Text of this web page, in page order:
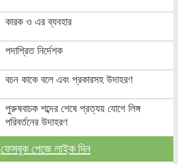
কারক ও এর ব্যবহার
পদাশ্রিত নির্দেশক
বচন কাকে বলে এবং প্রকারসহ উদাহরণ
পুরুষবাচক শব্দের শেষে প্রত্যয় যোগে লিঙ্গ
পরিবর্তনের উদাহরণ
পুরুষ বা স্ত্রীবাচক শব্দ যোগে লিঙ্গ পরিবর্তনের
ফেসবুক পেজে লাইক দিন